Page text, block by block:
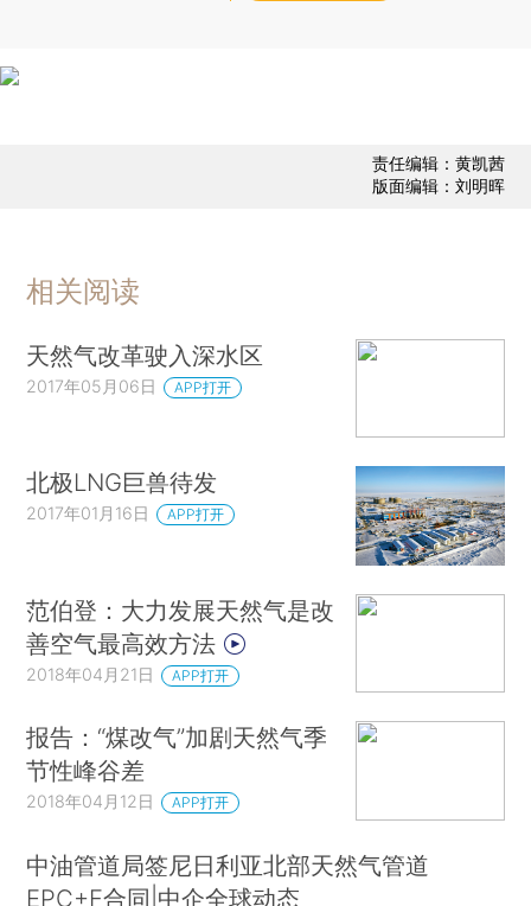
责任编辑：黄凯茜
版面编辑：刘明晖
相关阅读
天然气改革驶入深水区
2017年05月06日 APP打开
北极LNG巨兽待发
2017年01月16日 APP打开
范伯登：大力发展天然气是改
善空气最高效方法
2018年04月21日 APP打开
报告：“煤改气”加剧天然气季
节性峰谷差
2018年04月12日 APP打开
中油管道局签尼日利亚北部天然气管道
EPC+F合同|中企全球动态